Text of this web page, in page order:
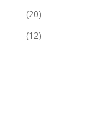
(20)
(12)